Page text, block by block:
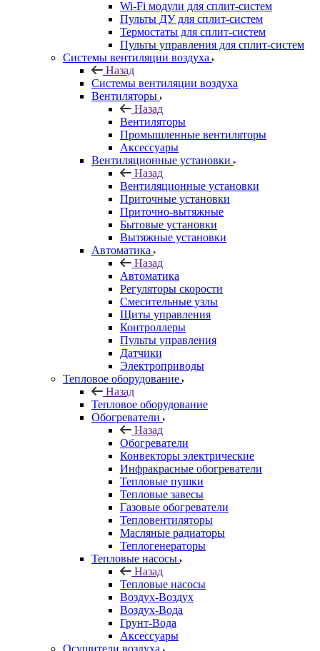
Wi-Fi модули для сплит-систем
Пульты ДУ для сплит-систем
Термостаты для сплит-систем
Пульты управления для сплит-систем
Системы вентиляции воздуха
Назад
Системы вентиляции воздуха
Вентиляторы
Назад
Вентиляторы
Промышленные вентиляторы
Аксессуары
Вентиляционные установки
Назад
Вентиляционные установки
Приточные установки
Приточно-вытяжные
Бытовые установки
Вытяжные установки
Автоматика
Назад
Автоматика
Регуляторы скорости
Смесительные узлы
Щиты управления
Контроллеры
Пульты управления
Датчики
Электроприводы
Тепловое оборудование
Назад
Тепловое оборудование
Обогреватели
Назад
Обогреватели
Конвекторы электрические
Инфракрасные обогреватели
Тепловые пушки
Тепловые завесы
Газовые обогреватели
Тепловентиляторы
Масляные радиаторы
Теплогенераторы
Тепловые насосы
Назад
Тепловые насосы
Воздух-Воздух
Воздух-Вода
Грунт-Вода
Аксессуары
Осушители воздуха